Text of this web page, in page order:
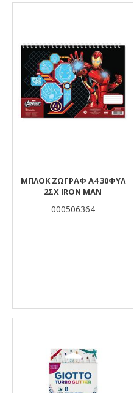
Αποτελέσματα
ΜΠΛΟΚ ΖΩΓΡΑΦ Α4 30ΦΥΛ
2ΣΧ IRON MAN
000506364